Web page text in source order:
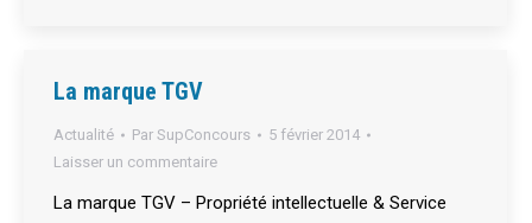
La marque TGV
Actualité Par SupConcours
5 février 2014
Laisser un commentaire
La marque TGV – Propriété intellectuelle & Service